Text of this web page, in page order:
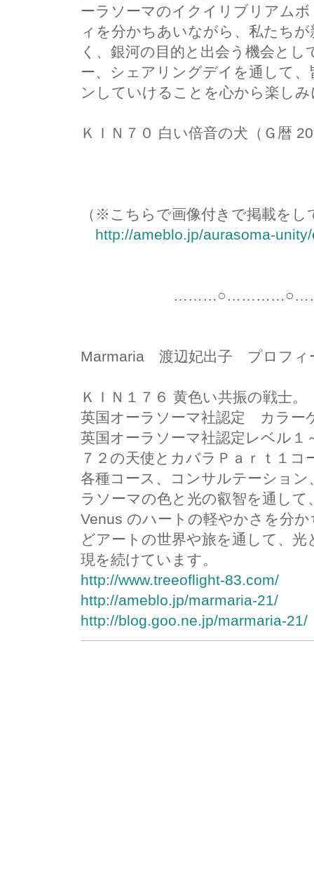
ーラソーマのイクイリブリアム
ィを分かちあいながら、私たち
く、銀河の目的と出会う機会と
ー、シェアリングデイを通して
ンしていけることを心から楽し
ＫＩＮ７０ 白い倍音の犬（Ｇ暦
（※こちらで画像付きで掲載をし
http://ameblo.jp/aurasoma-
Marmaria 渡辺妃出子 プロフィ
ＫＩＮ１７６ 黄色い共振の戦士。
英国オーラソーマ社認定 カラー
英国オーラソーマ社認定レベル１
７２の天使とカバラＰａｒｔ１コ
各種コース、コンサルテーショ
ラソーマの色と光の叡智を通し
Venus のハートの軽やかさを分
どアートの世界や旅を通して、
現を続けています。
http://www.treeoflight-83.com/
http://ameblo.jp/marmaria-21/
http://blog.goo.ne.jp/marmaria-21/